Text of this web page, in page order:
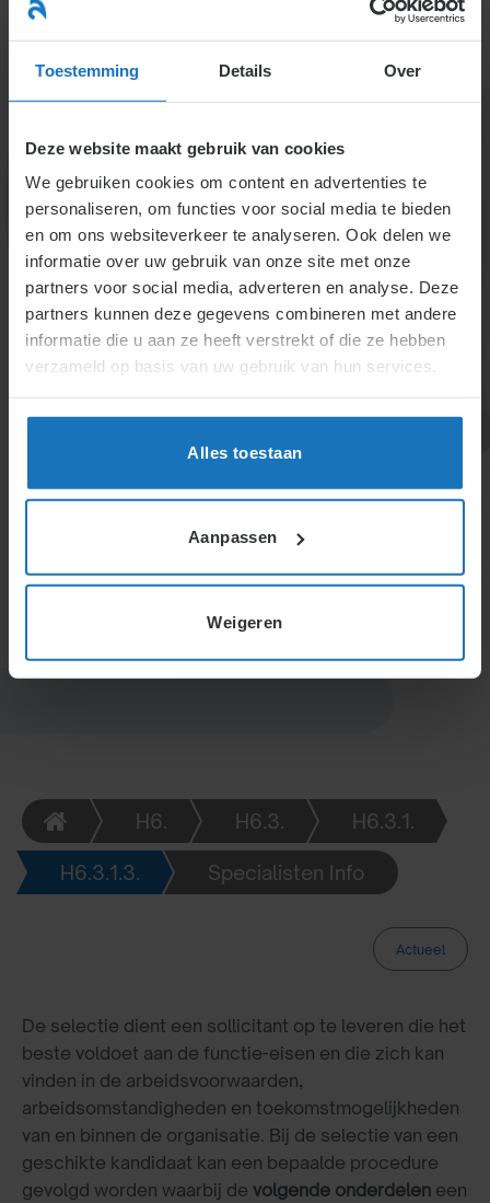
Toestemming Details Over
Deze website maakt gebruik van cookies
We gebruiken cookies om content en advertenties te
personaliseren, om functies voor social media te bieden
en om ons websiteverkeer te analyseren. Ook delen we
informatie over uw gebruik van onze site met onze
partners voor social media, adverteren en analyse. Deze
partners kunnen deze gegevens combineren met andere
informatie die u aan ze heeft verstrekt of die ze hebben
verzameld op basis van uw gebruik van hun services.
Alles toestaan
Aanpassen
Weigeren
naar
inhoud
6.3.1.3. De selectie van
werknemers
Selectieprocessen beoordelen kandidaten op
en keuringen vormen onderdelen. Privacy en non-
discriminatie zijn essentieel. Sollicitanten dienen
gemaakt met focus op geschiktheid voor functie-
H6. H6.3. H6.3.1.
H6.3.1.3. Specialisten Info
Actueel
De selectie dient een sollicitant op te leveren die het
beste voldoet aan de functie-eisen en die zich kan
vinden in de arbeidsvoorwaarden,
arbeidsomstandigheden en toekomstmogelijkheden
van en binnen de organisatie. Bij de selectie van een
geschikte kandidaat kan een bepaalde procedure
gevolgd worden waarbij de volgende onderdelen een